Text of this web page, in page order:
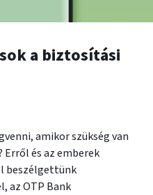
a biztosítási
amikor szükség van
Erről és az emberek
beszélgettünk
az OTP Bank